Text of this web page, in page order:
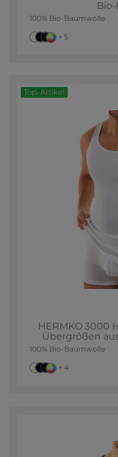
100% Bio-Baumwolle
+ 5
Top-Artikel
HERMKO 3000
Übergrößen
100% Bio-Baumwolle
+ 4